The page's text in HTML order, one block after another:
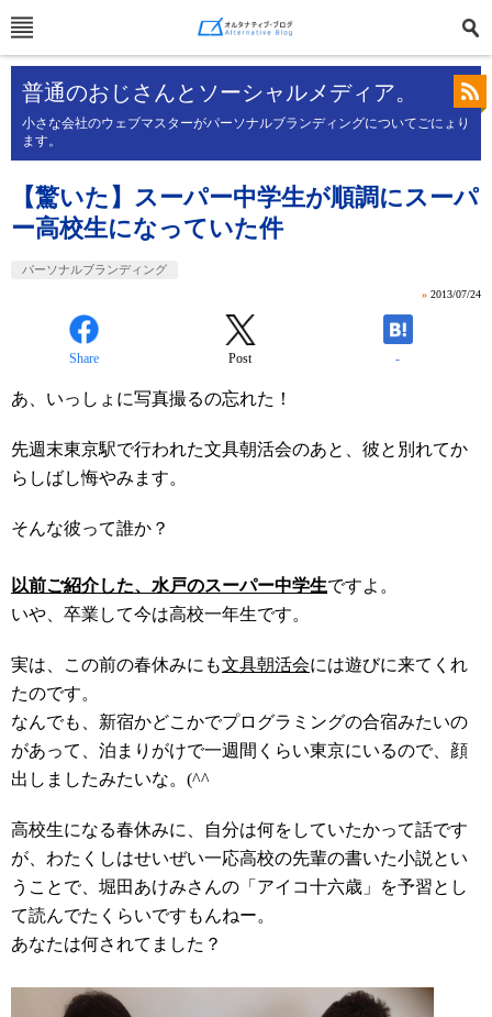
普通のおじさんとソーシャルメディア。
小さな会社のウェブマスターがパーソナルブランディングについてごにょり
ます。
【驚いた】スーパー中学生が順調にスーパ
ー高校生になっていた件
パーソナルブランディング
» 2013/07/24
Share Post -
あ、いっしょに写真撮るの忘れた！
先週末東京駅で行われた文具朝活会のあと、彼と別れてか
らしばし悔やみます。
そんな彼って誰か？
以前ご紹介した、水戸のスーパー中学生ですよ。
いや、卒業して今は高校一年生です。
実は、この前の春休みにも文具朝活会には遊びに来てくれ
たのです。
なんでも、新宿かどこかでプログラミングの合宿みたいの
があって、泊まりがけで一週間くらい東京にいるので、顔
出しましたみたいな。(^^ゞ
高校生になる春休みに、自分は何をしていたかって話です
が、わたくしはせいぜい一応高校の先輩の書いた小説とい
うことで、堀田あけみさんの「アイコ十六歳」を予習とし
て読んでたくらいですもんねー。
あなたは何されてました？